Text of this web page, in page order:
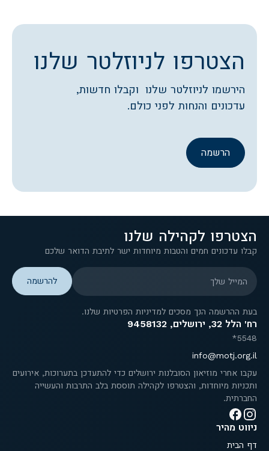
הצטרפו לניוזלטר שלנו
הירשמו לניוזלטר שלנו וקבלו חדשות,
עדכונים והנחות לפני כולם.
הרשמה
ניווט מהיר
דף הבית
רח' הלל 32, ירושלים, 9458132
5548*
info@motj.org.il
עקבו אחרי מוזיאון הסובלנות ירושלים כדי להתעדכן בתערוכות, אירועים
ותכניות מיוחדות, והצטרפו לקהילה תוססת בלב התרבות והעשייה
החברתית.
הצטרפו לקהילה שלנו
קבלו עדכונים חמים והטבות מיוחדות ישר לתיבת הדואר שלכם
המייל שלך
בעת ההרשמה הנך מסכים למדיניות הפרטיות שלנו.